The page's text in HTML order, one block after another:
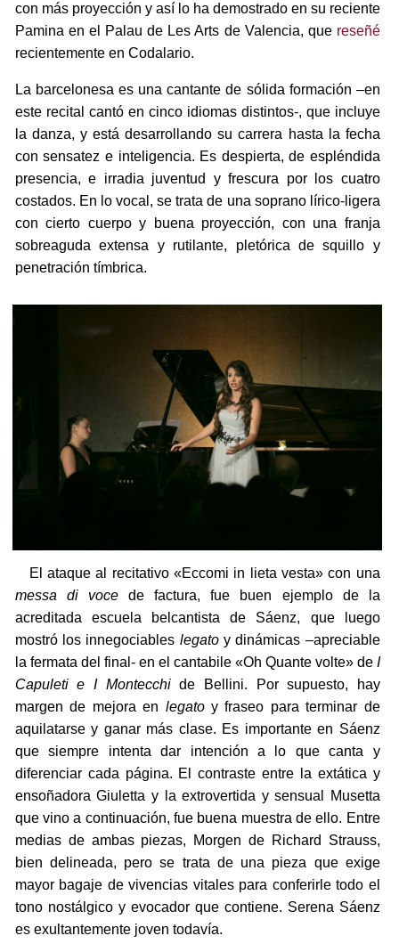
con más proyección y así lo ha demostrado en su reciente
Pamina en el Palau de Les Arts de Valencia, que reseñé
recientemente en Codalario.
La barcelonesa es una cantante de sólida formación –en
este recital cantó en cinco idiomas distintos-, que incluye
la danza, y está desarrollando su carrera hasta la fecha
con sensatez e inteligencia. Es despierta, de espléndida
presencia, e irradia juventud y frescura por los cuatro
costados. En lo vocal, se trata de una soprano lírico-ligera
con cierto cuerpo y buena proyección, con una franja
sobreaguda extensa y rutilante, pletórica de squillo y
penetración tímbrica.
El ataque al recitativo «Eccomi in lieta vesta» con una
messa di voce de factura, fue buen ejemplo de la
acreditada escuela belcantista de Sáenz, que luego
mostró los innegociables legatoy dinámicas –apreciable
la fermata del final- en el cantabile «Oh Quante volte» de I
Capuleti e I Montecchide Bellini. Por supuesto, hay
margen de mejora en legatoy fraseo para terminar de
aquilatarse y ganar más clase. Es importante en Sáenz
que siempre intenta dar intención a lo que canta y
diferenciar cada página. El contraste entre la extática y
ensoñadora Giuletta y la extrovertida y sensual Musetta
que vino a continuación, fue buena muestra de ello. Entre
medias de ambas piezas, Morgen de Richard Strauss,
bien delineada, pero se trata de una pieza que exige
mayor bagaje de vivencias vitales para conferirle todo el
tono nostálgico y evocador que contiene. Serena Sáenz
es exultantemente joven todavía.